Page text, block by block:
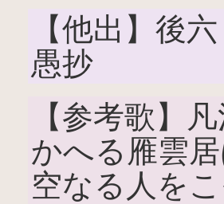
【他出】後
愚抄
【参考歌】
かへる雁雲
空なる人を